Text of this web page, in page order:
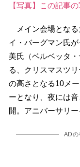
【写真】この記事
メイン会場となる
イ・バーグマン氏
美氏（ベルベッタ
る、クリスマスツ
の高さとなる10メ
ーとなり、夜には
開。アニバーサリ
ADの